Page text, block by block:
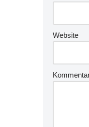
Website